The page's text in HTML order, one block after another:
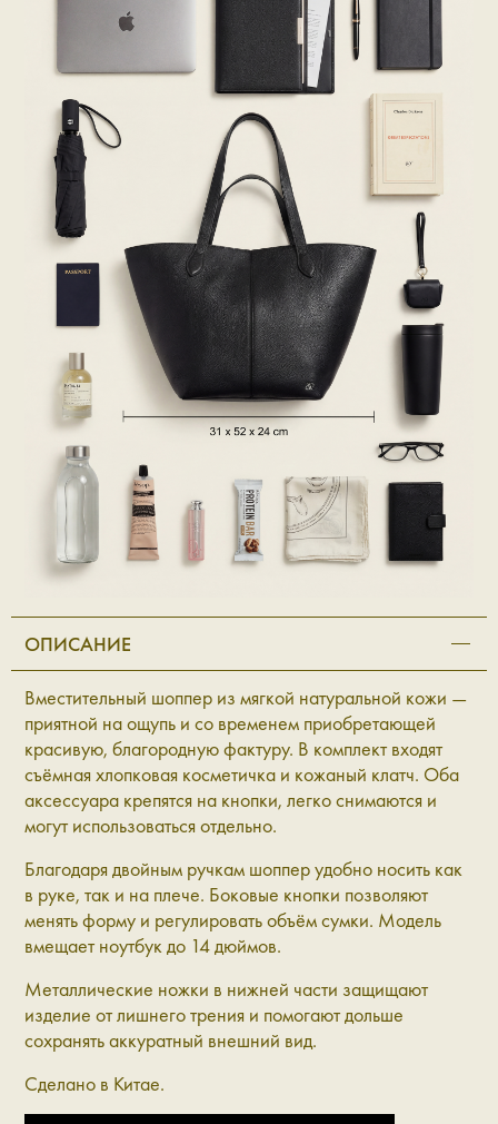
ОПИСАНИЕ
Вместительный шоппер из мягкой натуральной кожи —
приятной на ощупь и со временем приобретающей
красивую, благородную фактуру. В комплект входят
съёмная хлопковая косметичка и кожаный клатч. Оба
аксессуара крепятся на кнопки, легко снимаются и
могут использоваться отдельно.
Благодаря двойным ручкам шоппер удобно носить как
в руке, так и на плече. Боковые кнопки позволяют
менять форму и регулировать объём сумки. Модель
вмещает ноутбук до 14 дюймов.
Металлические ножки в нижней части защищают
изделие от лишнего трения и помогают дольше
сохранять аккуратный внешний вид.
Сделано в Китае.